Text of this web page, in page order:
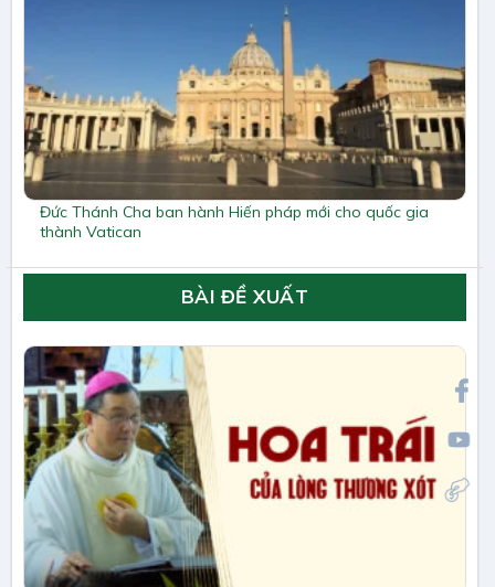
Đức Thánh Cha ban hành Hiến pháp mới cho quốc gia
thành Vatican
BÀI ĐỀ XUẤT